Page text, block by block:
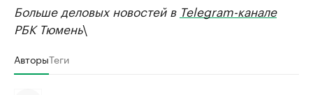
Больше деловых новостей в Telegram-канале
РБК Тюмень\
АвторыТеги